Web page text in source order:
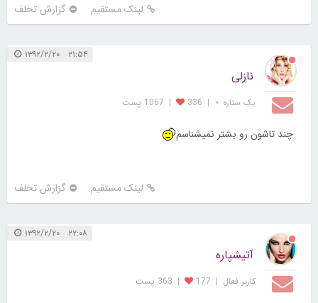
لینک مستقیم گزارش تخلف
۲۱:۵۴ ۱۳۹۲/۲/۲۰
نازلی
یک ستاره ⋆ |
336
| 1067 پست
چند تاشون رو بشتر نمیشناسم
لینک مستقیم گزارش تخلف
۲۲:۰۸ ۱۳۹۲/۲/۲۰
آتیشپاره
کاربر فعال |
177
| 363 پست